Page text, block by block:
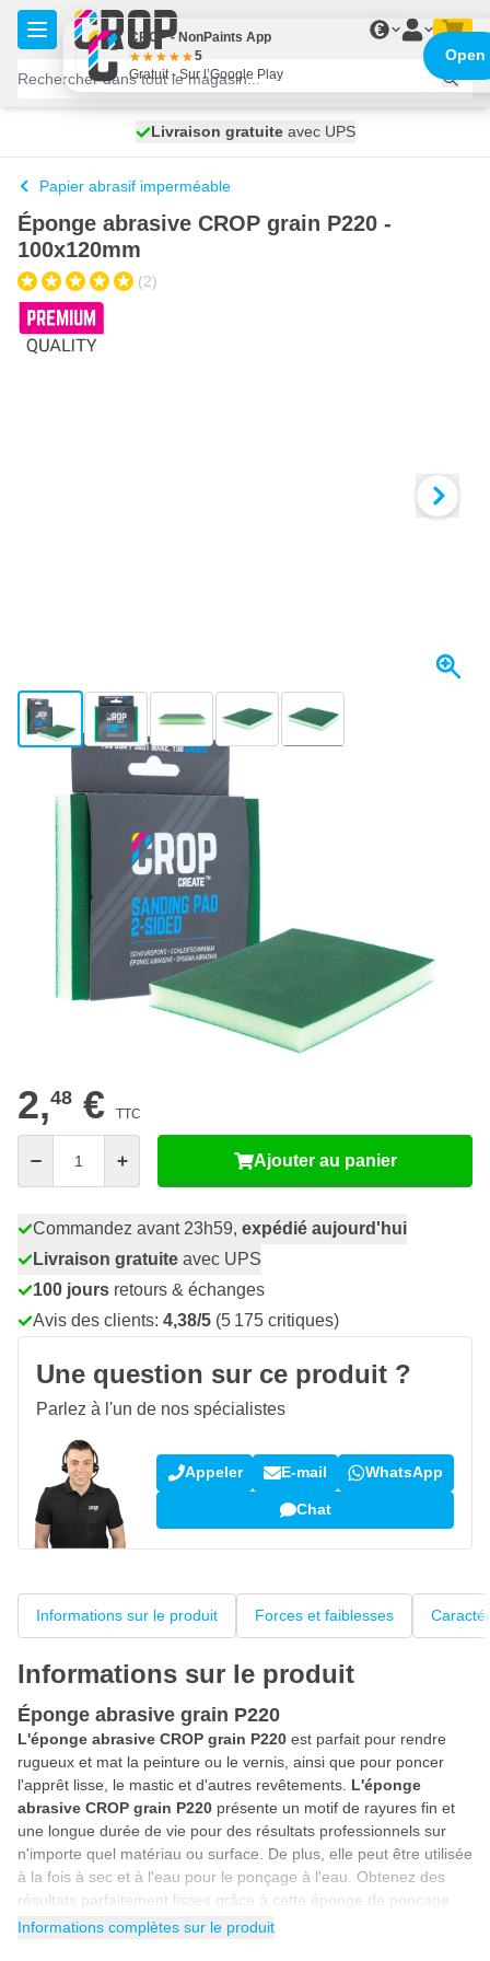
Aller au contenu
€
expédié aujourd'hui
Livraison gratuiteavec UPS
100 jours
Papier abrasif imperméable
Éponge abrasive CROP grain P220 -
100x120mm
(2)
View larger imageView larger image
Expédié aujourd'hui
Variante
Éponge abrasive CROP grain P220 - 100x120mm
Choisissez la quantité
1 Pièce
10 Pièces ÉCONOMISEZ 5% pce2,
ÉCONOMISEZ 10%
2,48 € TTC
Ajouter au panier
Commandez avant 23h59, expédié aujourd'hui
Livraison gratuite avec UPS
100 jours retours & échanges
Avis des clients: 4,38/5 (5 175 critiques)
Une question sur ce produit ?
Parlez à l'un de nos spécialistes
Appeler E-mail WhatsApp
Chat
Informations sur le produit Forces et faiblesses
Informations sur le produit
Éponge abrasive grain P220
L'éponge abrasive CROP grain P220 est parfait pour rendre
rugueux et mat la peinture ou le vernis, ainsi que pour poncer
l'apprêt lisse, le mastic et d'autres revêtements. L'éponge
abrasive CROP grain P220 présente un motif de rayures fin et
une longue durée de vie pour des résultats professionnels sur
n'importe quel matériau ou surface. De plus, elle peut être utilisée
à la fois à sec et à l'eau pour le ponçage à l'eau. Obtenez des
résultats parfaitement lisses grâce à cette éponge de ponçage
professionnel.
Informations complètes sur le produit
CROP - NonPaints App
5
Gratuit - Sur l’Google Play
Open